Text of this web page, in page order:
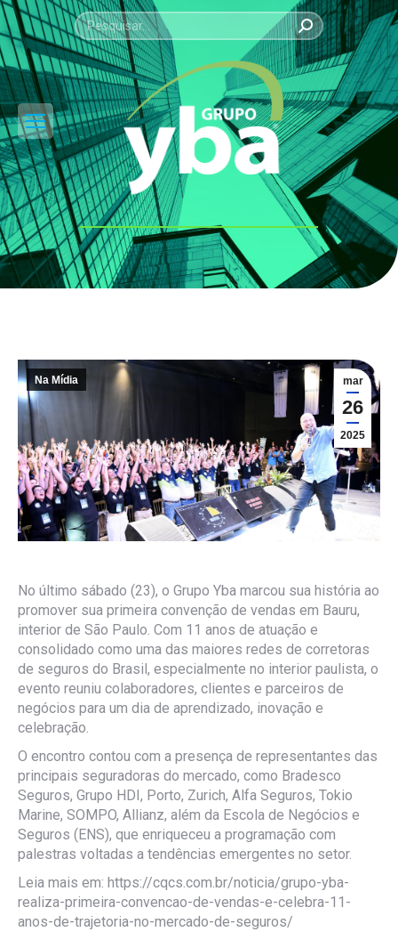
Search:
Você está aqui:
mar
26
2025
Na Mídia
No último sábado (23), o Grupo Yba marcou sua história ao
promover sua primeira convenção de vendas em Bauru,
interior de São Paulo. Com 11 anos de atuação e
consolidado como uma das maiores redes de corretoras
de seguros do Brasil, especialmente no interior paulista, o
evento reuniu colaboradores, clientes e parceiros de
negócios para um dia de aprendizado, inovação e
celebração.
O encontro contou com a presença de representantes das
principais seguradoras do mercado, como Bradesco
Seguros, Grupo HDI, Porto, Zurich, Alfa Seguros, Tokio
Marine, SOMPO, Allianz, além da Escola de Negócios e
Seguros (ENS), que enriqueceu a programação com
palestras voltadas a tendências emergentes no setor.
Leia mais em: https://cqcs.com.br/noticia/grupo-yba-
realiza-primeira-convencao-de-vendas-e-celebra-11-
anos-de-trajetoria-no-mercado-de-seguros/